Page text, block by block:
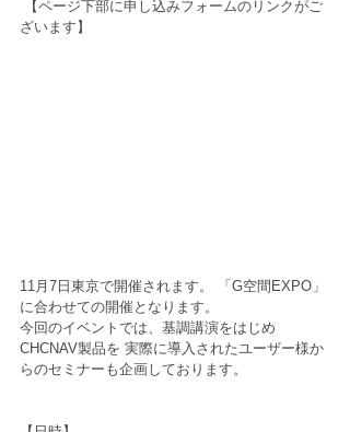
ざいます】
11月7日東京で開催されます。 「G空間EXPO」
に合わせての開催となります。
今回のイベントでは、基調講演をはじめ
CHCNAV製品を 実際に導入されたユーザー様か
らのセミナーも企画しております。